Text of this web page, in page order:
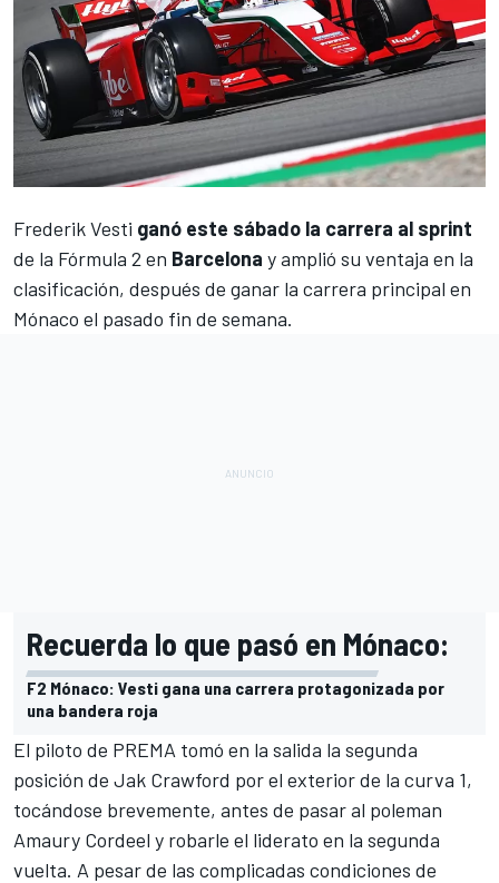
Frederik Vesti ganó este sábado la carrera al sprint
de la Fórmula 2 en Barcelona y amplió su ventaja en la
clasificación, después de ganar la carrera principal en
Mónaco el pasado fin de semana.
Recuerda lo que pasó en Mónaco:
F2 Mónaco: Vesti gana una carrera protagonizada por
una bandera roja
El piloto de PREMA tomó en la salida la segunda
posición de Jak Crawford por el exterior de la curva 1,
tocándose brevemente, antes de pasar al poleman
Amaury Cordeel y robarle el liderato en la segunda
vuelta. A pesar de las complicadas condiciones de